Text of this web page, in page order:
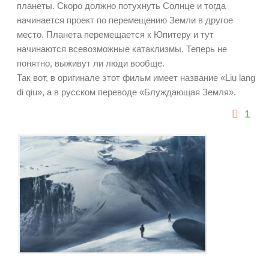
планеты. Скоро должно потухнуть Солнце и тогда
начинается проект по перемещению Земли в другое
место. Планета перемещается к Юпитеру и тут
начинаются всевозможные катаклизмы. Теперь не
понятно, выживут ли люди вообще.
Так вот, в оригинале этот фильм имеет название «Liu lang
di qiu», а в русском переводе «Блуждающая Земля».
1